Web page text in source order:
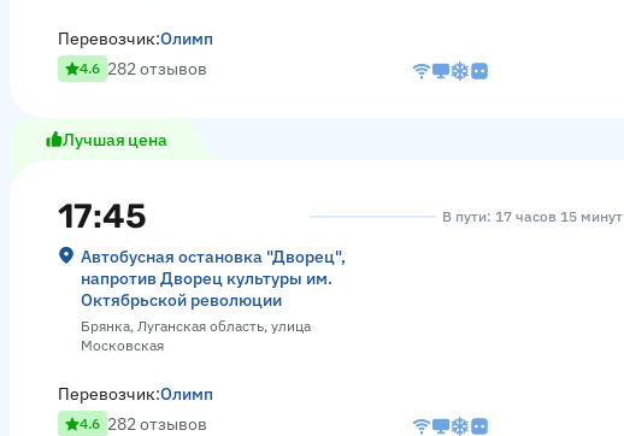
Перевозчик:Олимп
4.6 282 отзывов
Лучшая цена
17:45
Автобусная остановка "Дворец",
напротив Дворец культуры им.
Октябрьской революции
Брянка, Луганская область, улица
Московская
В пути: 17 часов 15 минут
Перевозчик:Олимп
4.6 282 отзывов